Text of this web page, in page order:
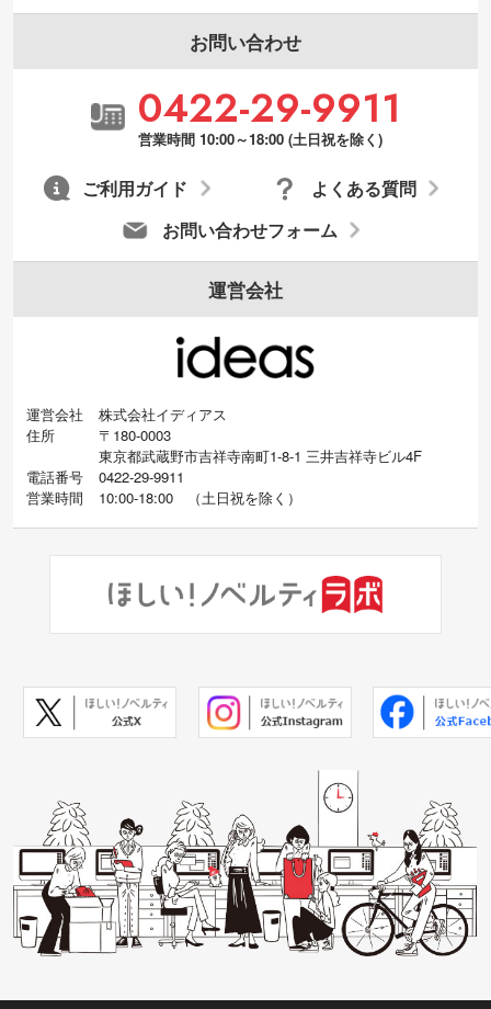
お問い合わせ
0422-29-9911
営業時間 10:00～18:00 (土日祝を除く)
お問い合わせフォーム
よくある質問
ご利用ガイド
運営会社
運営会社
株式会社イディアス
住所
〒180-0003
東京都武蔵野市吉祥寺南町1-8-1 三井吉祥寺ビル4F
電話番号
0422-29-9911
営業時間
10:00-18:00 （土日祝を除く）